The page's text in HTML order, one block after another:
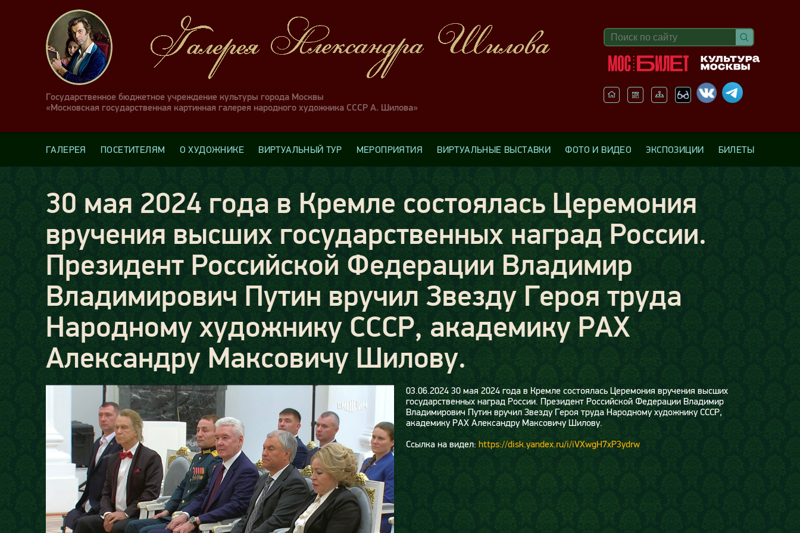
Государственное бюджетное учреждение культуры города Москвы
«Московская государственная картинная галерея народного художника СССР А. Шилова»
ГАЛЕРЕЯ ПОСЕТИТЕЛЯМ О ХУДОЖНИКЕ ВИРТУАЛЬНЫЙ ТУР МЕРОПРИЯТИЯ ВИРТУАЛЬНЫЕ ВЫСТАВКИ ФОТО И ВИДЕО ЭКСПОЗИЦИИ БИЛЕТЫ
30 мая 2024 года в Кремле состоялась Церемония
вручения высших государственных наград России.
Президент Российской Федерации Владимир
Владимирович Путин вручил Звезду Героя труда
Народному художнику СССР, академику РАХ
Александру Максовичу Шилову.
03.06.2024 30 мая 2024 года в Кремле состоялась Церемония вручения высших
государственных наград России. Президент Российской Федерации Владимир
Владимирович Путин вручил Звезду Героя труда Народному художнику СССР,
академику РАХ Александру Максовичу Шилову.
Ссылка на видел: https://disk.yandex.ru/i/iVXwgH7xP3ydrw